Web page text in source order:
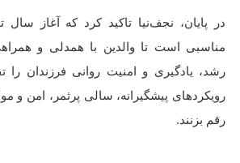
در پایان، نجف‌نیا تاکید کرد که آغاز
مناسبی است تا والدین با همدلی و
رشد، یادگیری و امنیت روانی فرزندان را
رویکرد‌های پیشگیرانه، سالی پرثمر، امن و
رقم بزنند.